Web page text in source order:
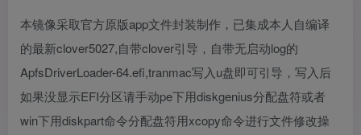
本镜像采取官方原版app文件封装制作，已集成本人自编译
的最新clover5027,自带clover引导，自带无启动log的
ApfsDriverLoader-64.efi,tranmac写入u盘即可引导，写入后
如果没显示EFI分区请手动pe下用diskgenius分配盘符或者
win下用diskpart命令分配盘符用xcopy命令进行文件修改操